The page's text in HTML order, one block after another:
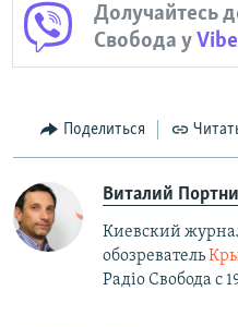
Долучайтесь
Свобода у
Поделиться
Виталий
Киевский
обозреватель
Радiо Свобода с